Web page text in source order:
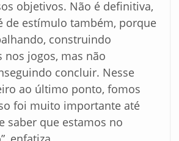
objetivos. Não é definitiva,
de estímulo também, porque
construindo
jogos, mas não
concluir. Nesse
ao último ponto, fomos
foi muito importante até
saber que estamos no